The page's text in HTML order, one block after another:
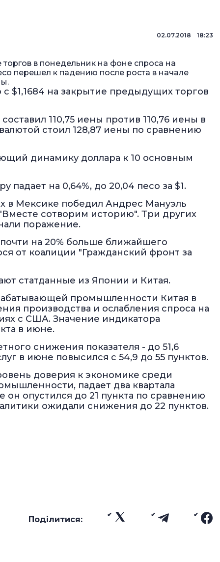
02.07.2018 18:23
в понедельник на фоне спроса на
перешел к падению после роста в начале
с $1,1684 на закрытие предыдущих торгов
110,75 иены против 110,76 иены в
стоил 128,87 иены по сравнению
динамику доллара к 10 основным
на 0,64%, до 20,04 песо за $1.
в Мексике победил Андрес Мануэль
сотворим историю". Три других
поражение.
на 20% больше ближайшего
от коалиции "Гражданский фронт за
статданные из Японии и Китая.
промышленности Китая в
производства и ослабления спроса на
с США. Значение индикатора
в июне.
снижения показателя - до 51,6
в июне повысился с 54,9 до 55 пунктов.
доверия к экономике среди
падает два квартала
опустился до 21 пункта по сравнению
ожидали снижения до 22 пунктов.
Поділитися: